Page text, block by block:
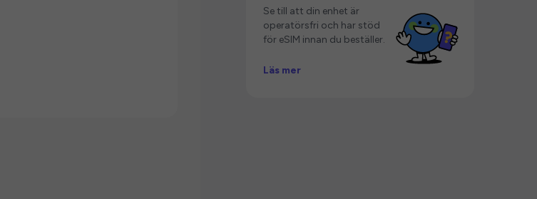
Se till att din enhet är
operatörsfri och har stöd
för eSIM innan du beställer.
Läs mer